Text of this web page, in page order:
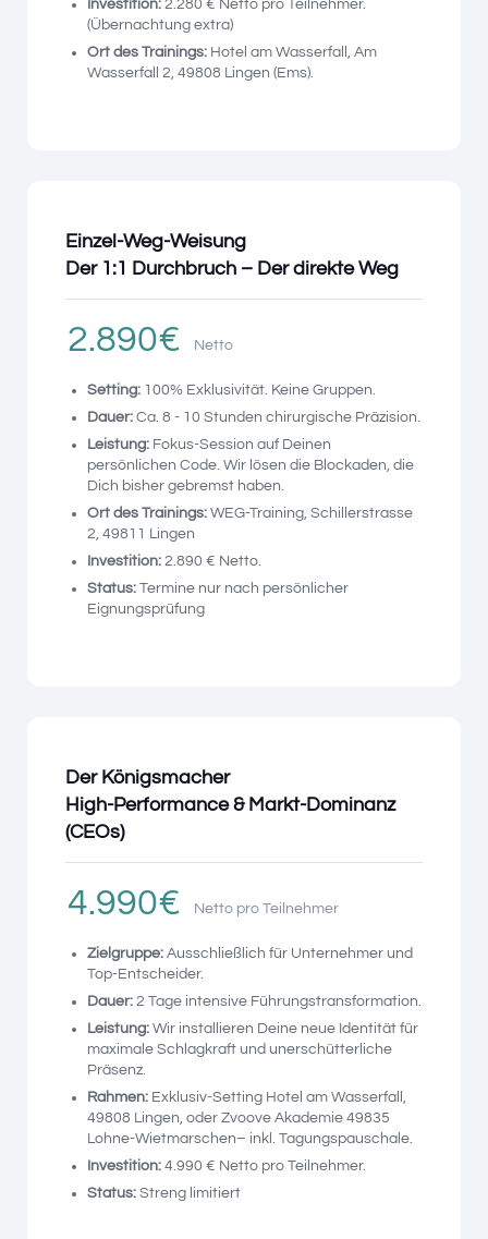
Investition: 2.280 € Netto pro Teilnehmer.
(Übernachtung extra)
Ort des Trainings: Hotel am Wasserfall, Am
Wasserfall 2, 49808 Lingen (Ems).
Einzel-Weg-Weisung
Der 1:1 Durchbruch – Der direkte Weg
2.890€ Netto
Setting: 100% Exklusivität. Keine Gruppen.
Dauer: Ca. 8 - 10 Stunden chirurgische Präzision.
Leistung: Fokus-Session auf Deinen
persönlichen Code. Wir lösen die Blockaden, die
Dich bisher gebremst haben.
Ort des Trainings: WEG-Training, Schillerstrasse
2, 49811 Lingen
Investition: 2.890 € Netto.
Status: Termine nur nach persönlicher
Eignungsprüfung
Der Königsmacher
High-Performance & Markt-Dominanz
(CEOs)
4.990€ Netto pro Teilnehmer
Zielgruppe: Ausschließlich für Unternehmer und
Top-Entscheider.
Dauer: 2 Tage intensive Führungstransformation.
Leistung: Wir installieren Deine neue Identität für
maximale Schlagkraft und unerschütterliche
Präsenz.
Rahmen: Exklusiv-Setting Hotel am Wasserfall,
49808 Lingen, oder Zvoove Akademie 49835
Lohne-Wietmarschen– inkl. Tagungspauschale.
Investition: 4.990 € Netto pro Teilnehmer.
Status: Streng limitiert